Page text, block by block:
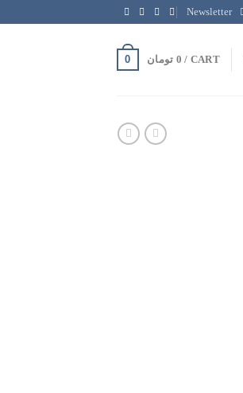
Newsletter
CART /
0 تومان 0